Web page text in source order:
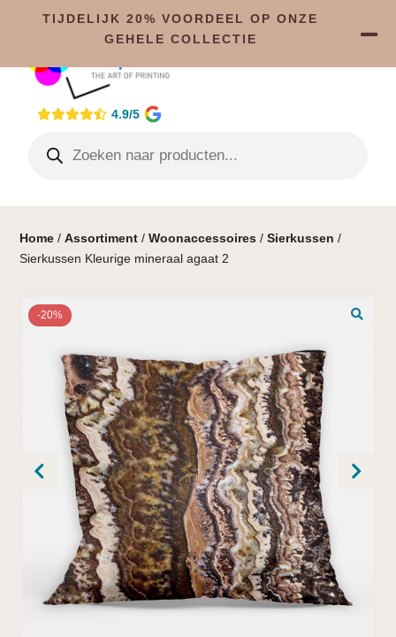
4.9/5
Home /Assortiment /Woonaccessoires /Sierkussen /
Sierkussen Kleurige mineraal agaat 2
-20%
TIJDELIJK 20% VOORDEEL OP ONZE
GEHELE COLLECTIE